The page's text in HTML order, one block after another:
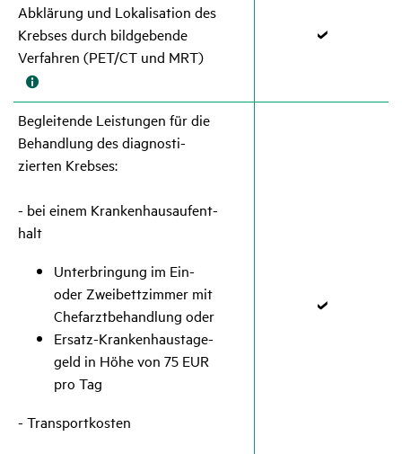
Abklä­rung und Loka­li­sa­tion des
Krebses durch bild­ge­bende
Verfahren (PET/​​CT und MRT)
Beglei­tende Leis­tungen für die
Behand­lung des diagnos­ti­
zierten Krebses:
- bei einem Kran­ken­haus­auf­ent­
halt
Unter­brin­gung im Ein-
oder Zwei­bett­zimmer mit
Chef­arzt­be­hand­lung oder
Ersatz-Kran­ken­haus­ta­ge­
geld in Höhe von 75 EUR
pro Tag
- Trans­port­kosten